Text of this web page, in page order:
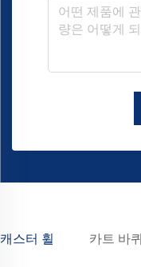
캐스터 휠 카트 바퀴